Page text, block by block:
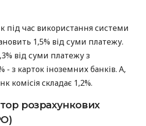
під час використання системи
1,5% від суми платежу.
від суми платежу з
- з карток іноземних банків. А,
комісія складає 1,2%.
розрахункових